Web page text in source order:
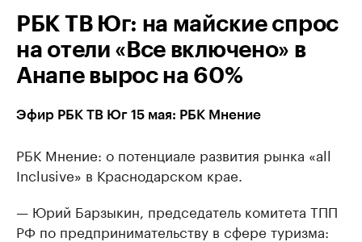
РБК ТВ Юг: на майские спрос
на отели «Все включено» в
Анапе вырос на 60%
Эфир РБК ТВ Юг 15 мая: РБК Мнение
РБК Мнение: о потенциале развития рынка «аll
Inclusive» в Краснодарском крае.
— Юрий Барзыкин, председатель комитета ТПП
РФ по предпринимательству в сфере туризма: